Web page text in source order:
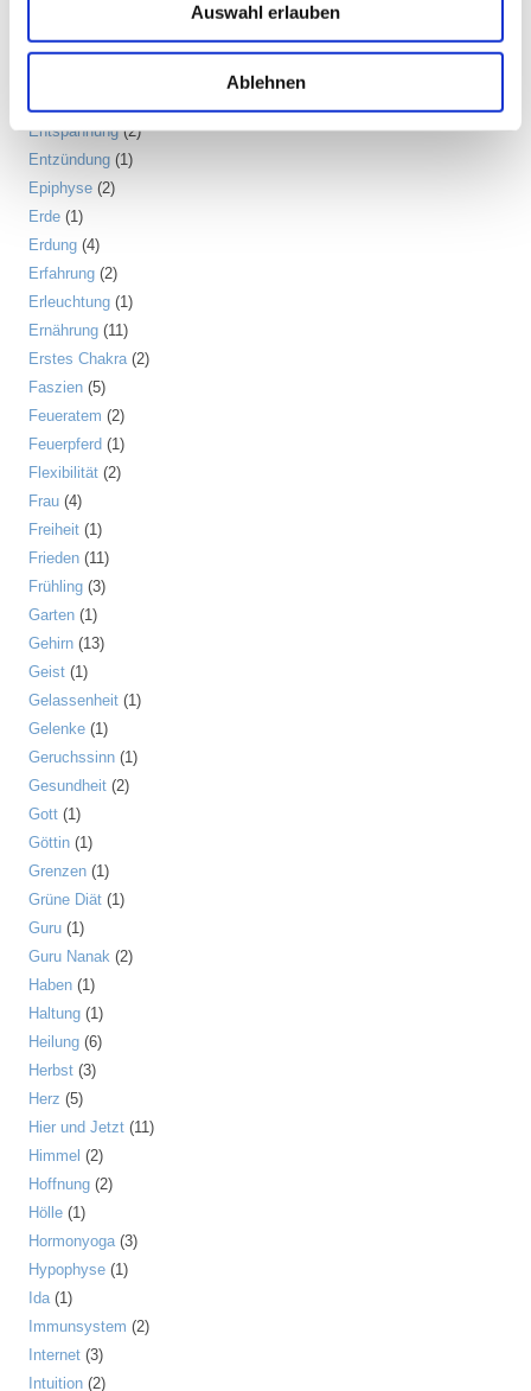
Auswahl erlauben
Ablehnen
Energiebewusstsein(2)
Entspannung(2)
Entzündung (1)
Epiphyse (2)
Erde (1)
Erdung (4)
Erfahrung (2)
Erleuchtung (1)
Ernährung (11)
Erstes Chakra(2)
Faszien (5)
Feueratem (2)
Feuerpferd (1)
Flexibilität (2)
Frau (4)
Freiheit (1)
Frieden (11)
Frühling (3)
Garten (1)
Gehirn (13)
Geist (1)
Gelassenheit (1)
Gelenke (1)
Geruchssinn (1)
Gesundheit (2)
Gott (1)
Göttin (1)
Grenzen (1)
Grüne Diät (1)
Guru (1)
Guru Nanak (2)
Haben (1)
Haltung (1)
Heilung (6)
Herbst (3)
Herz (5)
Hier und Jetzt (11)
Himmel (2)
Hoffnung (2)
Hölle (1)
Hormonyoga(3)
Hypophyse (1)
Ida(1)
Immunsystem (2)
Internet (3)
Intuition (2)